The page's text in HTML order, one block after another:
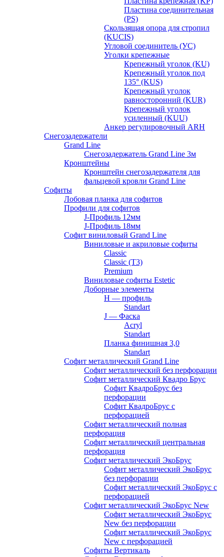
Пластина соединительная
(PS)
Скользящая опора для стропил
(KUCIS)
Угловой соединитель (УС)
Уголки крепежныe
Крепежный уголок (KU)
Крепежный уголок под
135° (KUS)
Крепежный уголок
равносторонний (KUR)
Крепежный уголок
усиленный (KUU)
Анкер регулировочный ARH
Снегозадержатели
Grand Line
Снегозадержатель Grand Line 3м
Кронштейны
Кронштейн снегозадержателя для
фальцевой кровли Grand Line
Софиты
Лобовая планка для софитов
Профили для софитов
J-Профиль 12мм
J-Профиль 18мм
Софит виниловый Grand Line
Виниловые и акриловые софиты
Classic
Classic (T3)
Premium
Виниловые софиты Estetic
Доборные элементы
H — профиль
Standart
J — Фаска
Acryl
Standart
Планка финишная 3,0
Standart
Софит металлический Grand Line
Софит металлический без перфорации
Софит металлический Квадро Брус
Софит КвадроБрус без
перфорации
Софит КвадроБрус с
перфорацией
Софит металлический полная
перфорация
Софит металлический центральная
перфорация
Софит металлический ЭкоБрус
Софит металлический ЭкоБрус
без перфорации
Софит металлический ЭкоБрус с
перфорацией
Софит металлический ЭкоБрус New
Софит металлический ЭкоБрус
New без перфорации
Софит металлический ЭкоБрус
New с перфорацией
Софиты Вертикаль